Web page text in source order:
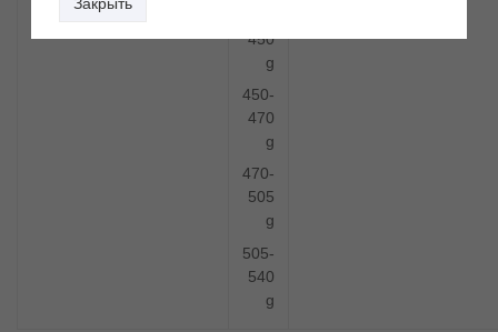
450
g
450-
470
g
470-
505
g
505-
540
g